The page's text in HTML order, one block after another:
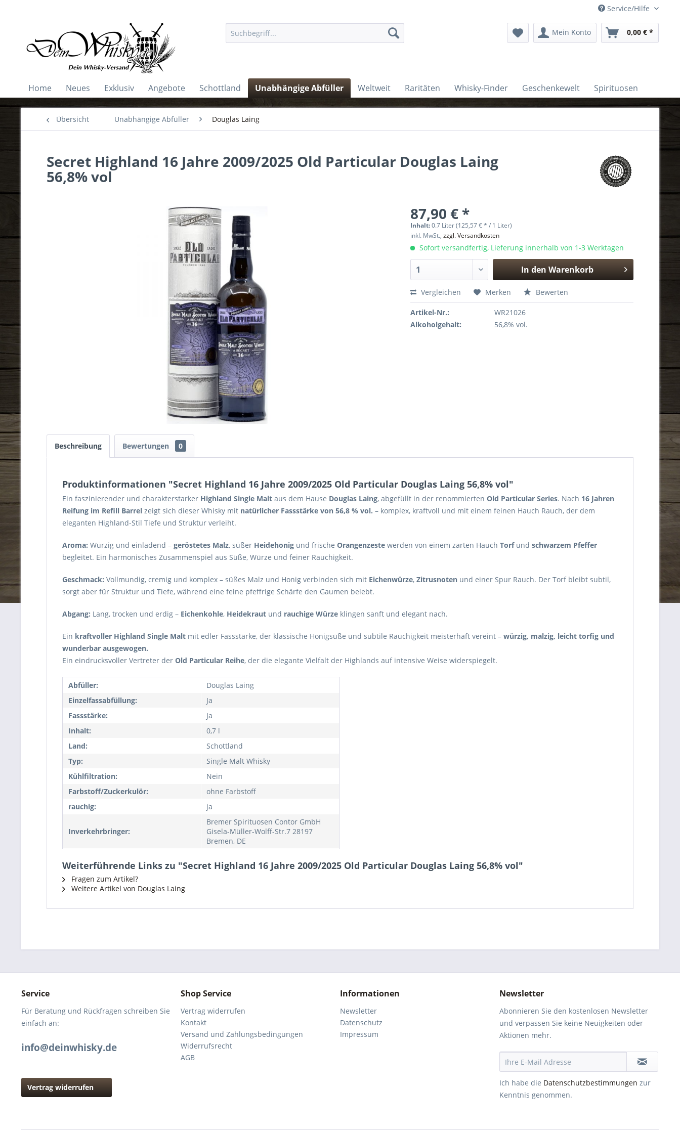
Service/Hilfe
Mein Konto 0,00 € *
Home Neues Exklusiv Angebote Schottland Unabhängige Abfüller Weltweit Raritäten Whisky-Finder Geschenkewelt Spirituosen
Übersicht Unabhängige Abfüller Douglas Laing
Secret Highland 16 Jahre 2009/2025 Old Particular Douglas Laing
56,8% vol
87,90 € *
Inhalt:0.7 Liter (125,57 € * / 1 Liter)
inkl. MwSt.,zzgl. Versandkosten
Sofort versandfertig, Lieferung innerhalb von 1-3 Werktagen
In den Warenkorb
Hinzugefügt
Vergleichen Merken Bewerten
Artikel-Nr.:
WR21026
Alkoholgehalt:
56,8% vol.
Beschreibung Bewertungen 0
Produktinformationen "Secret Highland 16 Jahre 2009/2025 Old Particular Douglas Laing 56,8% vol"
Ein faszinierender und charakterstarker Highland Single Malt aus dem Hause Douglas Laing, abgefüllt in der renommierten Old Particular Series. Nach 16 Jahren
Reifung im Refill Barrel zeigt sich dieser Whisky mit natürlicher Fassstärke von 56,8 % vol. – komplex, kraftvoll und mit einem feinen Hauch Rauch, der dem
eleganten Highland-Stil Tiefe und Struktur verleiht.
Aroma: Würzig und einladend – geröstetes Malz, süßer Heidehonig und frische Orangenzeste werden von einem zarten Hauch Torfund schwarzem Pfeffer
begleitet. Ein harmonisches Zusammenspiel aus Süße, Würze und feiner Rauchigkeit.
Geschmack: Vollmundig, cremig und komplex – süßes Malz und Honig verbinden sich mit Eichenwürze, Zitrusnoten und einer Spur Rauch. Der Torf bleibt subtil,
sorgt aber für Struktur und Tiefe, während eine feine pfeffrige Schärfe den Gaumen belebt.
Abgang: Lang, trocken und erdig – Eichenkohle, Heidekraut und rauchige Würze klingen sanft und elegant nach.
Ein kraftvoller Highland Single Malt mit edler Fassstärke, der klassische Honigsüße und subtile Rauchigkeit meisterhaft vereint – würzig, malzig, leicht torfig und
wunderbar ausgewogen.
Ein eindrucksvoller Vertreter der Old Particular Reihe, der die elegante Vielfalt der Highlands auf intensive Weise widerspiegelt.
Abfüller:
Douglas Laing
Einzelfassabfüllung:
Ja
Fassstärke:
Ja
Inhalt:
0,7 l
Land:
Schottland
Typ:
Single Malt Whisky
Kühlfiltration:
Nein
Farbstoff/Zuckerkulör:
ohne Farbstoff
rauchig:
ja
Inverkehrbringer:
Bremer Spirituosen Contor GmbH
Gisela-Müller-Wolff-Str.7 28197
Bremen, DE
Weiterführende Links zu "Secret Highland 16 Jahre 2009/2025 Old Particular Douglas Laing 56,8% vol"
Fragen zum Artikel?
Weitere Artikel von Douglas Laing
Service
Für Beratung und Rückfragen schreiben Sie
einfach an:
info@deinwhisky.de
Vertrag widerrufen
Shop Service
Vertrag widerrufen
Kontakt
Versand und Zahlungsbedingungen
Widerrufsrecht
AGB
Informationen
Newsletter
Datenschutz
Impressum
Newsletter
Abonnieren Sie den kostenlosen Newsletter
und verpassen Sie keine Neuigkeiten oder
Aktionen mehr.
Ich habe die Datenschutzbestimmungen zur
Kenntnis genommen.